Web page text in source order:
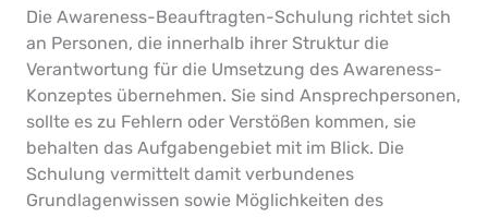
Die Awareness-Beauftragten-Schulung richtet sich
an Personen, die innerhalb ihrer Struktur die
Verantwortung für die Umsetzung des Awareness-
Konzeptes übernehmen. Sie sind Ansprechpersonen,
sollte es zu Fehlern oder Verstößen kommen, sie
behalten das Aufgabengebiet mit im Blick. Die
Schulung vermittelt damit verbundenes
Grundlagenwissen sowie Möglichkeiten des